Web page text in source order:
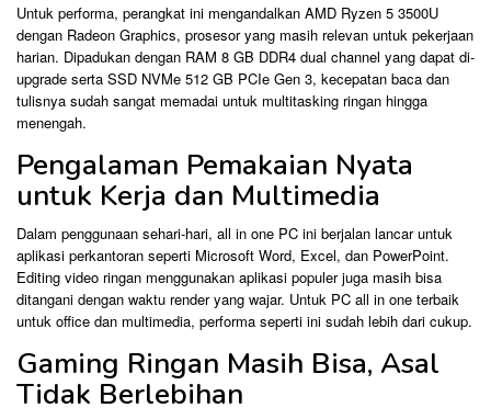
Untuk performa, perangkat ini mengandalkan AMD Ryzen 5 3500U
dengan Radeon Graphics, prosesor yang masih relevan untuk pekerjaan
harian. Dipadukan dengan RAM 8 GB DDR4 dual channel yang dapat di-
upgrade serta SSD NVMe 512 GB PCIe Gen 3, kecepatan baca dan
tulisnya sudah sangat memadai untuk multitasking ringan hingga
menengah.
Pengalaman Pemakaian Nyata
untuk Kerja dan Multimedia
Dalam penggunaan sehari-hari, all in one PC ini berjalan lancar untuk
aplikasi perkantoran seperti Microsoft Word, Excel, dan PowerPoint.
Editing video ringan menggunakan aplikasi populer juga masih bisa
ditangani dengan waktu render yang wajar. Untuk PC all in one terbaik
untuk office dan multimedia, performa seperti ini sudah lebih dari cukup.
Gaming Ringan Masih Bisa, Asal
Tidak Berlebihan